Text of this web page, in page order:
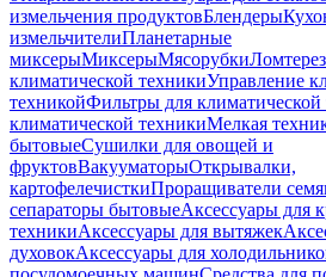
измельчения продуктовБлендеры
измельчителиПланетарные
миксерыМиксерыМясорубки
климатической техникиУправление
техникойФильтры для климатической
климатической техникиМелкая
бытовыеСушилки для овощей и
фруктовВакууматорыОткрывалки,
картофелечисткиПроращиватели
сепараторы бытовыеАксессуары для
техникиАксессуары для вытяжек
духовокАксессуары для